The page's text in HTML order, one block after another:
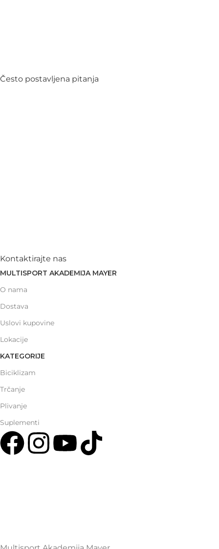
Često postavljena pitanja
Kontaktirajte nas
MULTISPORT AKADEMIJA MAYER
O nama
Dostava
Uslovi kupovine
Lokacije
KATEGORIJE
Biciklizam
Trčanje
Plivanje
Suplementi